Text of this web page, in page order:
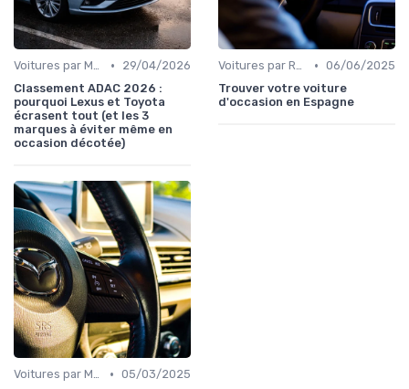
Voitures par Marque •
29/04/2026
Classement ADAC 2026 :
pourquoi Lexus et Toyota
écrasent tout (et les 3
marques à éviter même en
occasion décotée)
Voitures par Région • 06/06/2025
Trouver votre voiture
d'occasion en Espagne
Voitures par Modèle • 05/03/2025